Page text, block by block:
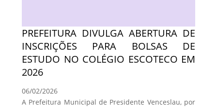
PREFEITURA DIVULGA ABERTURA DE
INSCRIÇÕES PARA BOLSAS DE
ESTUDO NO COLÉGIO ESCOTECO EM
2026
06/02/2026
A Prefeitura Municipal de Presidente Venceslau, por